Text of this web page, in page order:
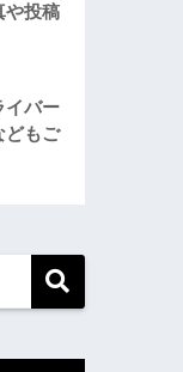
や投稿
イバー
どもご